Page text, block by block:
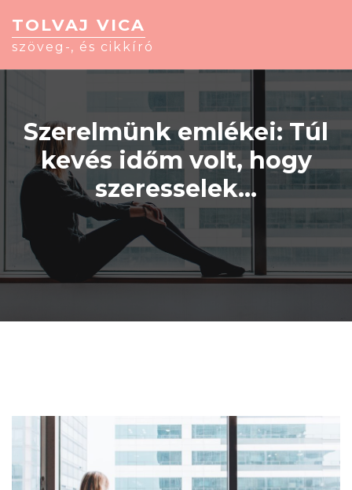
TOLVAJ VICA
szöveg-, és cikkíró
Szerelmünk emlékei: Túl
kevés időm volt, hogy
szeresselek…